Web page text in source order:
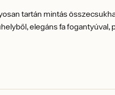
tartán mintás
elegáns fa fogantyúval,